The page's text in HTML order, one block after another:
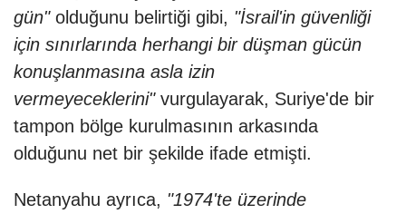
gün"olduğunu belirtiği gibi, "İsrail'in güvenliği
için sınırlarında herhangi bir düşman gücün
konuşlanmasına asla izin
vermeyeceklerini"vurgulayarak, Suriye'de bir
tampon bölge kurulmasının arkasında
olduğunu net bir şekilde ifade etmişti.
Netanyahu ayrıca, "1974'te üzerinde